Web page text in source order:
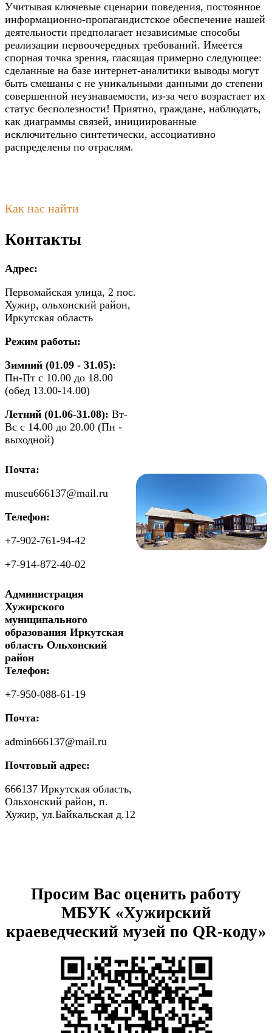
Учитывая ключевые сценарии поведения, постоянное
информационно-пропагандистское обеспечение нашей
деятельности предполагает независимые способы
реализации первоочередных требований. Имеется
спорная точка зрения, гласящая примерно следующее:
сделанные на базе интернет-аналитики выводы могут
быть смешаны с не уникальными данными до степени
совершенной неузнаваемости, из-за чего возрастает их
статус бесполезности! Приятно, граждане, наблюдать,
как диаграммы связей, инициированные
исключительно синтетически, ассоциативно
распределены по отраслям.
Как нас найти
Контакты
Адрес:
Первомайская улица, 2 пос.
Хужир, ольхонский район,
Иркутская область
Режим работы:
Зимний (01.09 - 31.05):
Пн-Пт с 10.00 до 18.00
(обед 13.00-14.00)
Летний (01.06-31.08): Вт-
Вс с 14.00 до 20.00 (Пн -
выходной)
Почта:
museu666137@mail.ru
Телефон:
+7-902-761-94-42
+7-914-872-40-02
Администрация
Хужирского
муниципального
образования Иркутская
область Ольхонский
район
Телефон:
+7-950-088-61-19
Почта:
admin666137@mail.ru
Почтовый адрес:
666137 Иркутская область,
Ольхонский район, п.
Хужир, ул.Байкальская д.12
Просим Вас оценить работу
МБУК «Хужирский
краеведческий музей по QR-коду»